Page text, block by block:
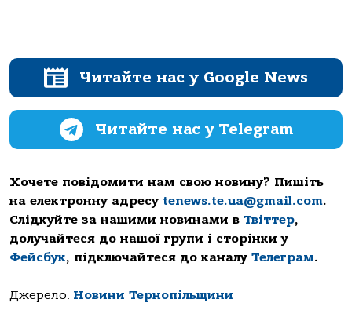
Читайте нас у Google News
Читайте нас у Telegram
Хочете повідомити нам свою новину? Пишіть
на електронну адресу tenews.te.ua@gmail.com.
Слідкуйте за нашими новинами в Твіттер,
долучайтеся до нашої групи і сторінки у
Фейсбук, підключайтеся до каналу Телеграм.
Джерело: Новини Тернопільщини